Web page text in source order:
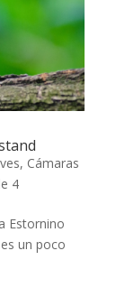
, Cámaras
4
Estornino
un poco